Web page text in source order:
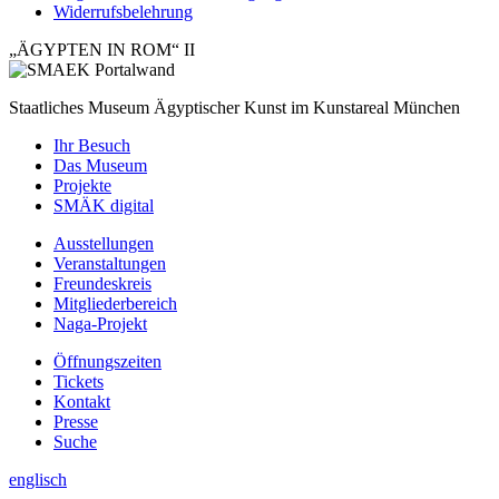
Widerrufsbelehrung
„ÄGYPTEN IN ROM“ II
Staatliches Museum Ägyptischer Kunst im Kunstareal München
Ihr Besuch
Das Museum
Projekte
SMÄK digital
Ausstellungen
Veranstaltungen
Freundeskreis
Mitgliederbereich
Naga-Projekt
Öffnungszeiten
Tickets
Kontakt
Presse
Suche
englisch